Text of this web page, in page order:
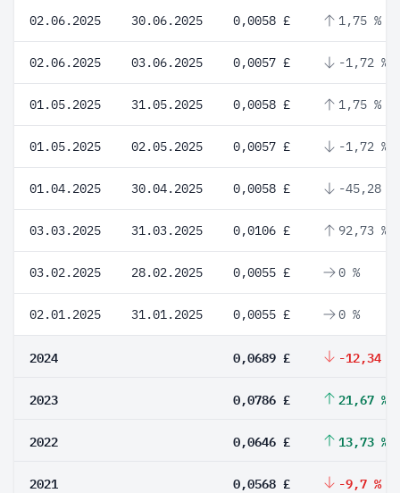
02.06.2025 30.06.2025 0,0058 £ 1,75 %
02.06.2025 03.06.2025 0,0057 £ -1,72 %
01.05.2025 31.05.2025 0,0058 £ 1,75 %
01.05.2025 02.05.2025 0,0057 £ -1,72 %
01.04.2025 30.04.2025 0,0058 £ -45,28 %
03.03.2025 31.03.2025 0,0106 £ 92,73 %
03.02.2025 28.02.2025 0,0055 £ 0 %
02.01.2025 31.01.2025 0,0055 £ 0 %
2024 0,0689 £ -12,34 %
2023 0,0786 £ 21,67 %
2022 0,0646 £ 13,73 %
2021 0,0568 £ -9,7 %